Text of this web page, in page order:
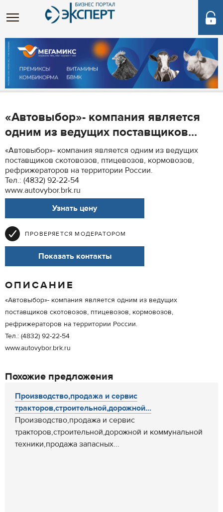
«Автовыбор»- компания является
одним из ведущих поставщиков...
«Автовыбор»- компания является одним из ведущих
поставщиков скотовозов, птицевозов, кормовозов,
рефрижераторов на территории России.
Тел.: (4832) 92-22-54
www.autovybor.brk.ru
Узнать цену
ПРОВЕРЯЕТСЯ МОДЕРАТОРОМ
Показать контакты
ОПИСАНИЕ
«Автовыбор»- компания является одним из ведущих
поставщиков скотовозов, птицевозов, кормовозов,
рефрижераторов на территории России.
Тел.: (4832) 92-22-54
www.autovybor.brk.ru
Похожие предложения
Производство,продажа и сервис
тракторов,строительной,дорожной...
Производство,продажа и сервис
тракторов,строительной,дорожной и коммунальной
техники,продажа запасных...